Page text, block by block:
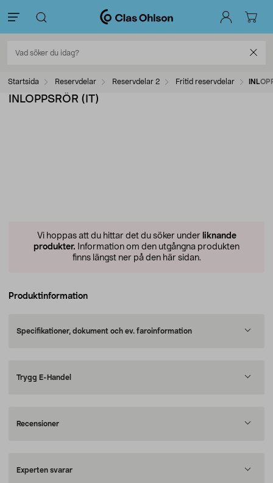
Startsida Reservdelar Reservdelar 2 Fritid reservdelar
INLOPPSRÖR (IT)
Vi hoppas att du hittar det du söker under liknande
produkter. Information om den utgångna produkten
finns längst ner på den här sidan.
Produktinformation
Specifikationer, dokument och ev. faroinformation
Trygg E-Handel
Recensioner
Experten svarar